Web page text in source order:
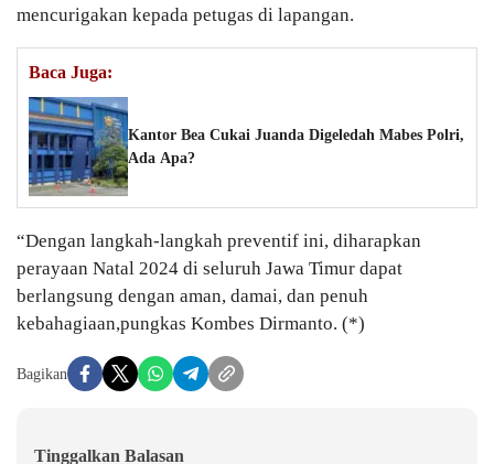
mencurigakan kepada petugas di lapangan.
Baca Juga:
Kantor Bea Cukai Juanda Digeledah Mabes Polri,
Ada Apa?
“Dengan langkah-langkah preventif ini, diharapkan
perayaan Natal 2024 di seluruh Jawa Timur dapat
berlangsung dengan aman, damai, dan penuh
kebahagiaan,pungkas Kombes Dirmanto. (*)
Bagikan
Tinggalkan Balasan